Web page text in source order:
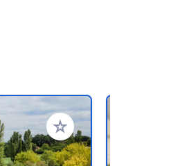
Aggiungi ai tuoi preferiti